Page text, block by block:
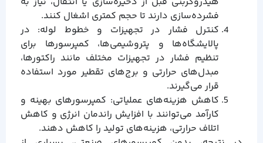
فشرده‌سازی دارند تا حجم کمتری اشغال کنند.
کنترل فشار در تجهیزات و خطوط لوله: در
پالایشگاه‌ها و پتروشیمی‌ها، کمپرسورها برای
تنظیم فشار در تجهیزات مختلف مانند راکتورها،
مبدل‌های حرارتی و برج‌های تقطیر مورد استفاده
قرار می‌گیرند.
کاهش هزینه‌های عملیاتی: کمپرسورهای بهینه و
کارآمد می‌توانند با افزایش راندمان انرژی و کاهش
اتلاف حرارتی، هزینه‌های تولید را کاهش دهند.